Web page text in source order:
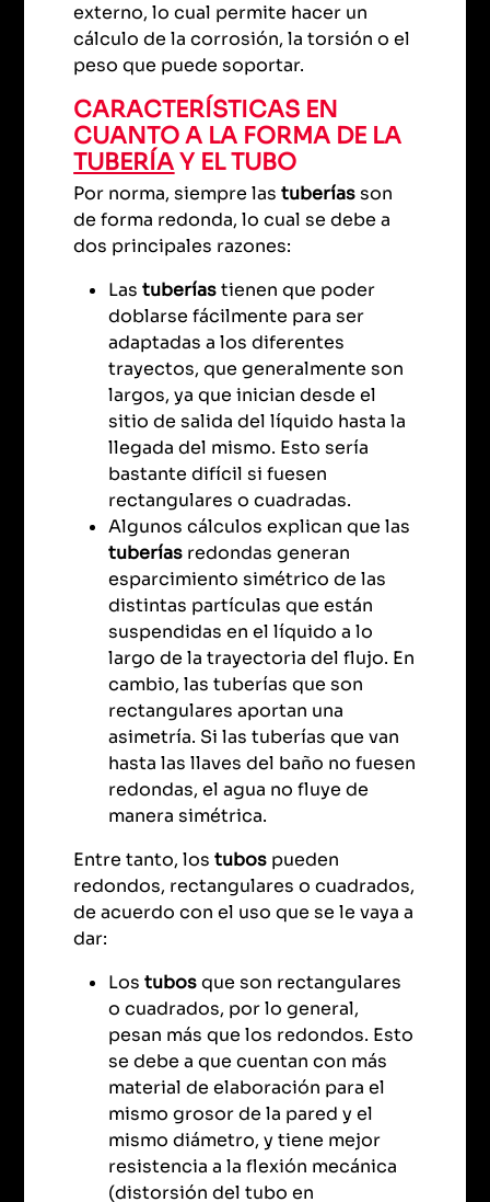
externo, lo cual permite hacer un
cálculo de la corrosión, la torsión o el
peso que puede soportar.
CARACTERÍSTICAS EN
CUANTO A LA FORMA DE LA
TUBERÍAY EL TUBO
Por norma, siempre lastuberíasson
de forma redonda, lo cual se debe a
dos principales razones:
Lastuberíastienen que poder
doblarse fácilmente para ser
adaptadas a los diferentes
trayectos, que generalmente son
largos, ya que inician desde el
sitio de salida del líquido hasta la
llegada del mismo. Esto sería
bastante difícil si fuesen
rectangulares o cuadradas.
Algunos cálculos explican que las
tuberías redondas generan
esparcimiento simétrico de las
distintas partículas que están
suspendidas en el líquido a lo
largo de la trayectoria del flujo. En
cambio, las tuberías que son
rectangulares aportan una
asimetría. Si las tuberías que van
hasta las llaves del baño no fuesen
redondas, el agua no fluye de
manera simétrica.
Entre tanto, lostubos pueden
redondos, rectangulares o cuadrados,
de acuerdo con el uso que se le vaya a
dar:
Lostubosque son rectangulares
o cuadrados, por lo general,
pesan más que los redondos. Esto
se debe a que cuentan con más
material de elaboración para el
mismo grosor de la pared y el
mismo diámetro, y tiene mejor
resistencia a la flexión mecánica
(distorsión del tubo en